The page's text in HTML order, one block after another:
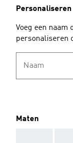
Personaliseren
Voeg een naam
personaliseren
Naam
Maten